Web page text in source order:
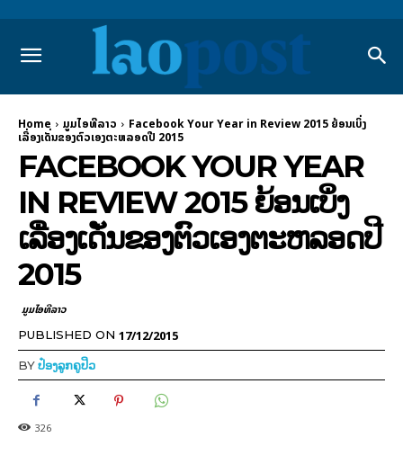
Home ມູມໄອທີລາວ
Facebook Your Year in Review 2015 ຍ້ອນເບິ່ງ
ເລື່ອງເດັ່ນຂອງຕົວເອງຕະຫລອດປີ 2015
FACEBOOK YOUR YEAR
IN REVIEW 2015 ຍ້ອນເບິ່ງ
ເລື່ອງເດັ່ນຂອງຕົວເອງຕະຫລອດປີ
2015
ມູມໄອທີລາວ
PUBLISHED ON 17/12/2015
BYປ໋ອງລູກຄູປິວ
326